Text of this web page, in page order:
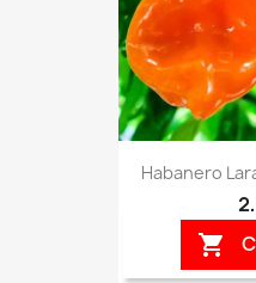
Habanero
